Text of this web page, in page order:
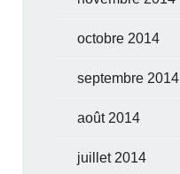
octobre 2014
septembre 2014
août 2014
juillet 2014